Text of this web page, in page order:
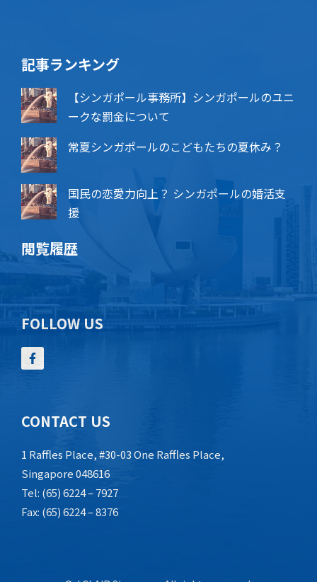
記事ランキング
【シンガポール事務所】シンガポールのユニ
ークな罰金について
常夏シンガポールのこどもたちの夏休み？
国民の恋愛力向上？ シンガポールの婚活支
援
閲覧履歴
FOLLOW US
CONTACT US
1 Raffles Place, #30-03 One Raffles Place,
Singapore 048616
Tel: (65) 6224 – 7927
Fax: (65) 6224 – 8376